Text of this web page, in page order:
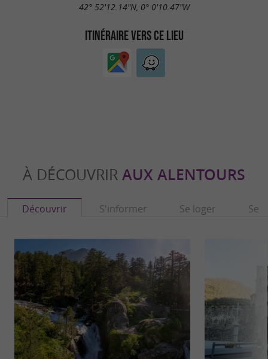
42° 52'12.14"N, 0° 0'10.47"W
ITINÉRAIRE VERS CE LIEU
À DÉCOUVRIR AUX ALENTOURS
Découvrir S'informer Se loger Se